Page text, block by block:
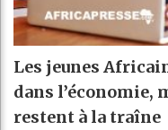
Les jeunes
dans l’économie,
restent à la traîne